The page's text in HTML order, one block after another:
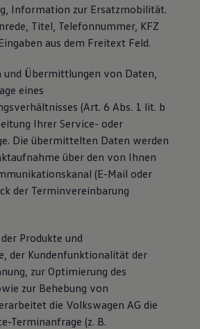
Information zur Ersatzmobilität.
Titel, Telefonnummer, KFZ
aus dem Freitext Feld.
und Übermittlungen von Daten,
eines
(Art. 6 Abs. 1 lit. b
Ihrer Service- oder
Die übermittelten Daten werden
über den von Ihnen
(E-Mail oder
der Terminvereinbarung
Produkte und
der Kundenfunktionalität der
zur Optimierung des
zur Behebung von
die Volkswagen AG die
Terminanfrage (z. B.